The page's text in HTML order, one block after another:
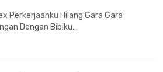
Perkerjaanku Hilang Gara Gara
Dengan Bibiku…